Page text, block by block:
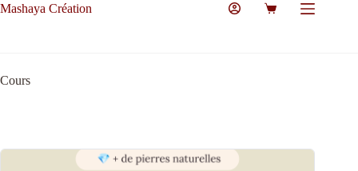
Mashaya Création
Panier
Cours